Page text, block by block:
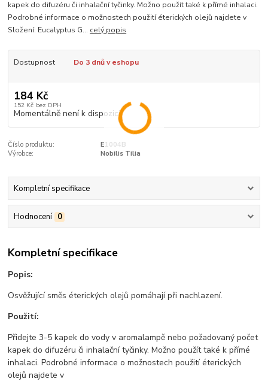
kapek do difuzéru či inhalační tyčinky. Možno použít také k přímé inhalaci.
Podrobné informace o možnostech použití éterických olejů najdete v
Složení: Eucalyptus G... celý popis
Dostupnost Do 3 dnů v eshopu
184 Kč
152 Kč bez DPH
Momentálně není k dispozici
Číslo produktu:
E1004B
Výrobce:
Nobilis Tilia
Kompletní specifikace
Hodnocení 0
Kompletní specifikace
Popis:
Osvěžující směs éterických olejů pomáhají při nachlazení.
Použití:
Přidejte 3-5 kapek do vody v aromalampě nebo požadovaný počet
kapek do difuzéru či inhalační tyčinky. Možno použít také k přímé
inhalaci. Podrobné informace o možnostech použití éterických
olejů najdete v